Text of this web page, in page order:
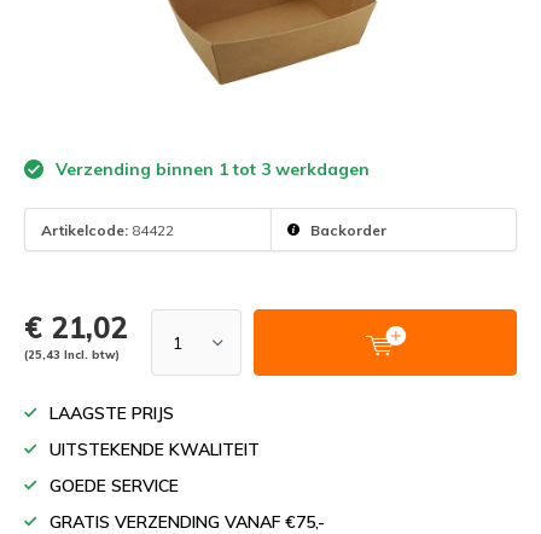
Verzending binnen 1 tot 3 werkdagen
Artikelcode: 84422 Backorder
€ 21,02
(25,43 Incl. btw)
LAAGSTE PRIJS
UITSTEKENDE KWALITEIT
GOEDE SERVICE
GRATIS VERZENDING VANAF €75,-